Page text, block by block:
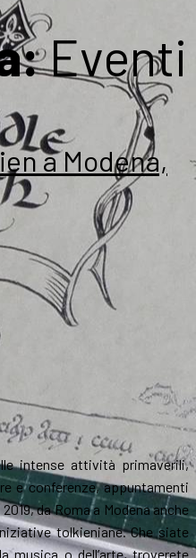
Eventi
a Modena,
intense attività primaverili,
e conferenze, appuntamenti
da Roma a Modena anche
tolkieniane. Che siate
musica o dell’arte, troverete